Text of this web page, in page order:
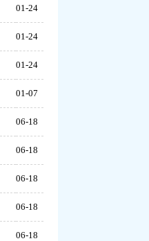
01-24
01-24
01-24
01-07
06-18
06-18
06-18
06-18
06-18